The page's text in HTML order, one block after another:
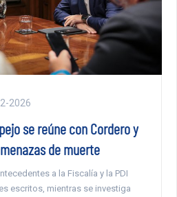
2026
se reúne con Cordero y
de muerte
a la Fiscalía y la PDI
escritos, mientras se investiga